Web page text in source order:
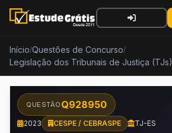
Início/Questões de Concurso/
Legislação dos Tribunais de Justiça (TJs)
QUESTÃO Q928950
2023 CESPE / CEBRASPE TJ-ES